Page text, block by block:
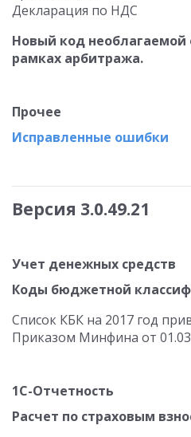
Декларация по НДС
Новый код необлагаемой
рамках арбитража.
Прочее
Исправленные ошибки
Версия 3.0.49.21
Учет денежных средств
Коды бюджетной
Список КБК на 2017 год
Приказом Минфина от
1С-Отчетность
Расчет по страховым